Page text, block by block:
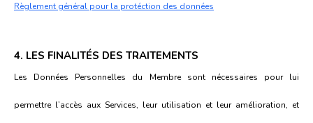
Règlement général pour la protéction des données
4. LES FINALITÉS DES TRAITEMENTS
Les Données Personnelles du Membre sont nécessaires pour lui
permettre l’accès aux Services, leur utilisation et leur amélioration, et